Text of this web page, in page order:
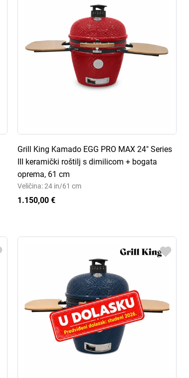
Grill King Kamado EGG PRO MAX 24" Series
III keramički roštilj s dimilicom + bogata
oprema, 61 cm
Veličina: 24 in/61 cm
1.150,00 €